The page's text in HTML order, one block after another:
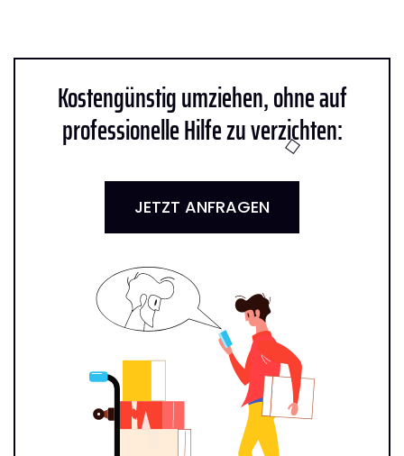
Kostengünstig umziehen, ohne auf
professionelle Hilfe zu verzichten:
JETZT ANFRAGEN